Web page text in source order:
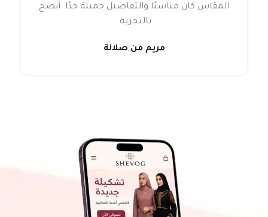
المقاس كان مناسبًا والتفاصيل جميلة جدًا. أنصح
بالتجربة.
مريم من صلالة